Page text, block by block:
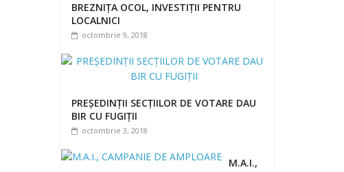
BREZNIȚA OCOL, INVESTIȚII PENTRU
LOCALNICI
octombrie 9, 2018
PREȘEDINȚII SECȚIILOR DE VOTARE DAU
BIR CU FUGIȚII
octombrie 3, 2018
M.A.I.,